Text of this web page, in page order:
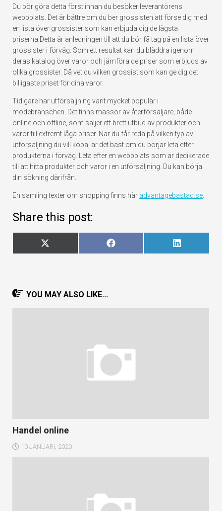
Du bör göra detta först innan du besöker leverantörens
webbplats. Det är bättre om du ber grossisten att förse dig med
en lista över grossister som kan erbjuda dig de lägsta
priserna.Detta är anledningen till att du bör få tag på en lista över
grossister i förväg. Som ett resultat kan du bläddra igenom
deras katalog över varor och jämföra de priser som erbjuds av
olika grossister. Då vet du vilken grossist som kan ge dig det
billigaste priset för dina varor.
Tidigare har utförsäljning varit mycket populär i
modebranschen. Det finns massor av återförsäljare, både
online och offline, som säljer ett brett utbud av produkter och
varor till extremt låga priser. När du får reda på vilken typ av
utförsäljning du vill köpa, är det bäst om du börjar leta efter
produkterna i förväg. Leta efter en webbplats som är dedikerade
till att hitta produkter och varor i en utförsäljning. Du kan börja
din sökning därifrån.
En samling texter om shopping finns här advantagebastad.se
Share this post:
Dela
på
X
(Twitter)
Dela
på
Facebook
Dela
på
LinkedIn
YOU MAY ALSO LIKE...
Handel online
10 JANUARI, 2020